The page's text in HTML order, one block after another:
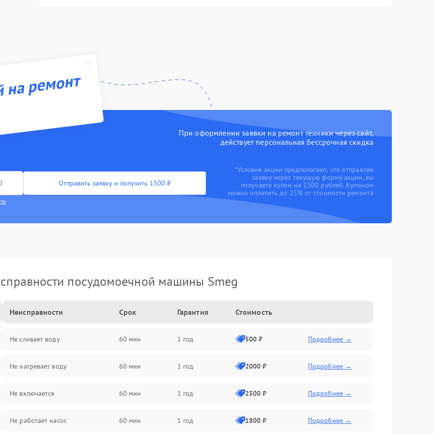
ремонт
При оформлении заявки на ремонт техники через сайт,
действует персональная бессрочная скидка
Отправить заявку и получить 1500 ₽
*Условия акции предполагают, что отправляя
заявку через текущую форму акции, вы
получаете купон на 1500 рублей. Купоном
можно оплатить до 25% от стоимости ремонта
посудомоечной машины Smeg
Неисправности Срок Гарантия Стоимость
Не сливает воду 60 мин 1 год 500 ₽ Подробнее →
Не нагревает воду 60 мин 1 год 2000 ₽ Подробнее →
Не включается 60 мин 1 год 2500 ₽ Подробнее →
Не работает насос 60 мин 1 год 1800 ₽ Подробнее →